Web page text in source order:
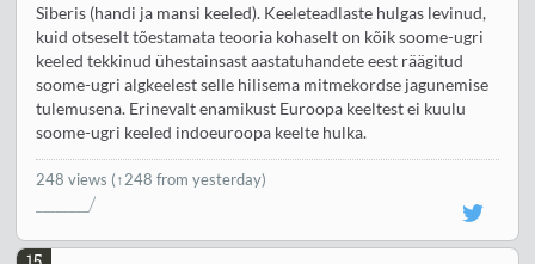
Siberis (handi ja mansi keeled). Keeleteadlaste hulgas levinud,
kuid otseselt tõestamata teooria kohaselt on kõik soome-ugri
keeled tekkinud ühestainsast aastatuhandete eest räägitud
soome-ugri algkeelest selle hilisema mitmekordse jagunemise
tulemusena. Erinevalt enamikust Euroopa keeltest ei kuulu
soome-ugri keeled indoeuroopa keelte hulka.
248 views (↑248 from yesterday)